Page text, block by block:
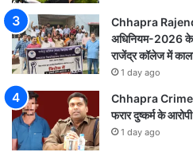
Chhapra
अधिनियम-2026 के
राजेंद्र कॉलेज में
1 day ago
Chhapra Crime
फरार दुष्कर्म के
1 day ago